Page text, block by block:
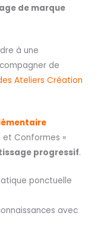
de marque
à une
de
Ateliers Création
et Conformes »
progressif.
ponctuelle
avec